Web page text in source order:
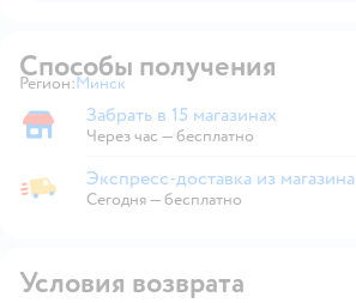
Способы получения
Регион: Выбор адреса доставки.
Минск
Забрать в магазине
Забрать в 15 магазинах
Через час — бесплатно
Экспресс-доставка из магазина
Экспресс-доставка из магазина
Сегодня—бесплатно
Условия возврата